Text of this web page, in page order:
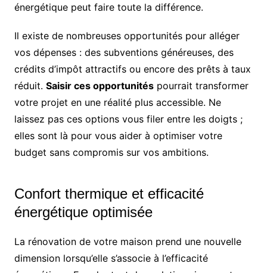
énergétique peut faire toute la différence.
Il existe de nombreuses opportunités pour alléger
vos dépenses : des subventions généreuses, des
crédits d’impôt attractifs ou encore des prêts à taux
réduit. Saisir ces opportunitéspourrait transformer
votre projet en une réalité plus accessible. Ne
laissez pas ces options vous filer entre les doigts ;
elles sont là pour vous aider à optimiser votre
budget sans compromis sur vos ambitions.
Confort thermique et efficacité
énergétique optimisée
La rénovation de votre maison prend une nouvelle
dimension lorsqu’elle s’associe à l’efficacité